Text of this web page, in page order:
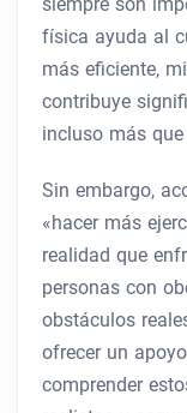
siempre son
física ayuda al
más eficiente,
contribuye
incluso más
Sin embargo,
«hacer más
realidad que
personas con
obstáculos
ofrecer un
comprender